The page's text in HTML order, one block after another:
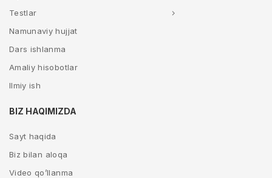
Testlar
Namunaviy hujjat
Dars ishlanma
Amaliy hisobotlar
Ilmiy ish
BIZ HAQIMIZDA
Sayt haqida
Biz bilan aloqa
Video qo’llanma